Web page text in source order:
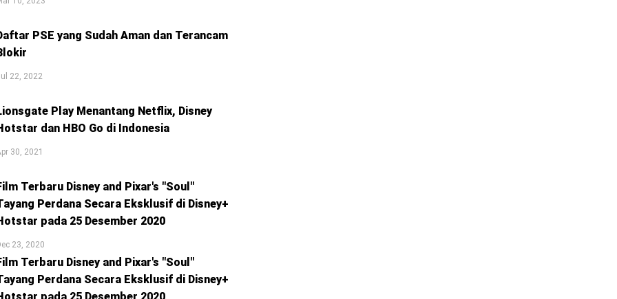
PSE yang Sudah Aman dan Terancam
22, 2022
Play Menantang Netflix, Disney
dan HBO Go di Indonesia
30, 2021
Terbaru Disney and Pixar's "Soul"
Perdana Secara Eksklusif di Disney+
pada 25 Desember 2020
23, 2020
Terbaru Disney and Pixar's "Soul"
Perdana Secara Eksklusif di Disney+